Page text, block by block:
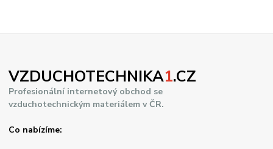
VZDUCHOTECHNIKA1.CZ
Profesionální internetový obchod se
vzduchotechnickým materiálem v ČR.
Co nabízíme: